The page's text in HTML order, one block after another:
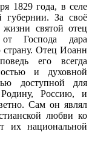
1829 года, в селе
губернии. За своё
святой отец
Господа дара
страну. Отец Иоанн
его всегда
и духовной
доступной для
Россию, и
Сам он являл
любви ко
их национальной